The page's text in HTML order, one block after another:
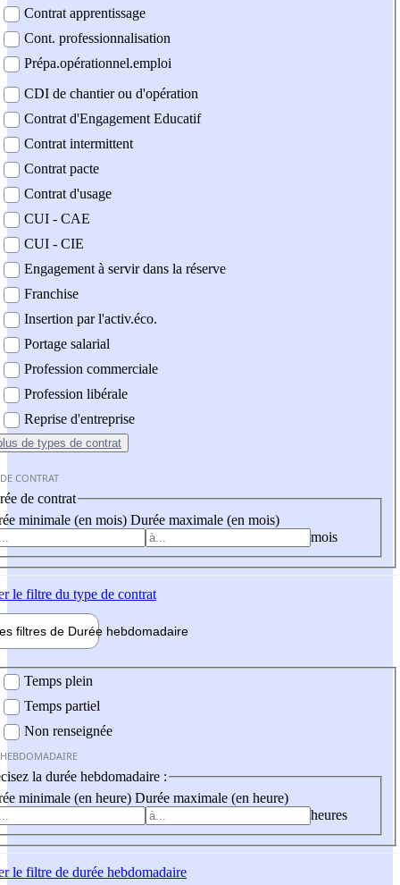
Contrat apprentissage
Cont. professionnalisation
Prépa.opérationnel.emploi
CDI de chantier ou d'opération
Contrat d'Engagement Educatif
Contrat intermittent
Contrat pacte
Contrat d'usage
CUI - CAE
CUI - CIE
Engagement à servir dans la réserve
Franchise
Insertion par l'activ.éco.
Portage salarial
Profession commerciale
Profession libérale
Reprise d'entreprise
de types de contrat
CONTRAT
de contrat
minimale (en mois) Durée maximale (en mois)
mois
le filtre du type de contrat
filtres de Durée hebdomadaire
Temps plein
Temps partiel
Non renseignée
la durée hebdomadaire :
minimale (en heure) Durée maximale (en heure)
heures
le filtre de durée hebdomadaire